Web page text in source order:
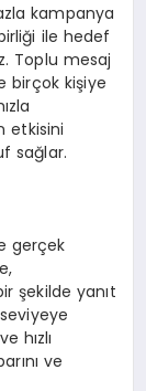
kampanya
ile hedef
Toplu mesaj
birçok kişiye
etkisini
sağlar.
gerçek
şekilde yanıt
hızlı
ve